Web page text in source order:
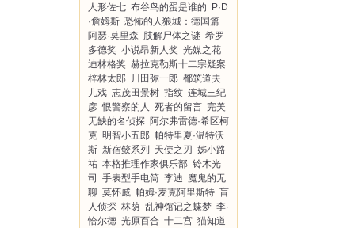
人形佐七 布谷鸟的蛋是谁的
P·D
·詹姆斯 恐怖的人狼城：德国篇
阿瑟·莫里森 肢解尸体之谜 希罗
多德奖 小说昂新人奖 光媒之花
迪林格奖 赫拉克勒斯十二宗疑案
梓林太郎 川田弥一郎 都筑道夫
儿戏 志茂田景树 指纹 连城三纪
彦 恨警察的人 死者的留言 完美
无缺的名侦探 阿尔弗雷德·希区柯
克 明智小五郎 帕特里夏·温特沃
斯 新宿鲛系列 天使之刃 姊小路
祐 本格推理作家俱乐部 铃木光
司
手表型手电筒 李迪 魔鬼的无
聊 莫怀戚 帕姆·麦克阿里斯特 盲
人侦探 林荫 乱神馆记之蝶梦 李·
恰尔德 光原百合 十二宫 猫知道